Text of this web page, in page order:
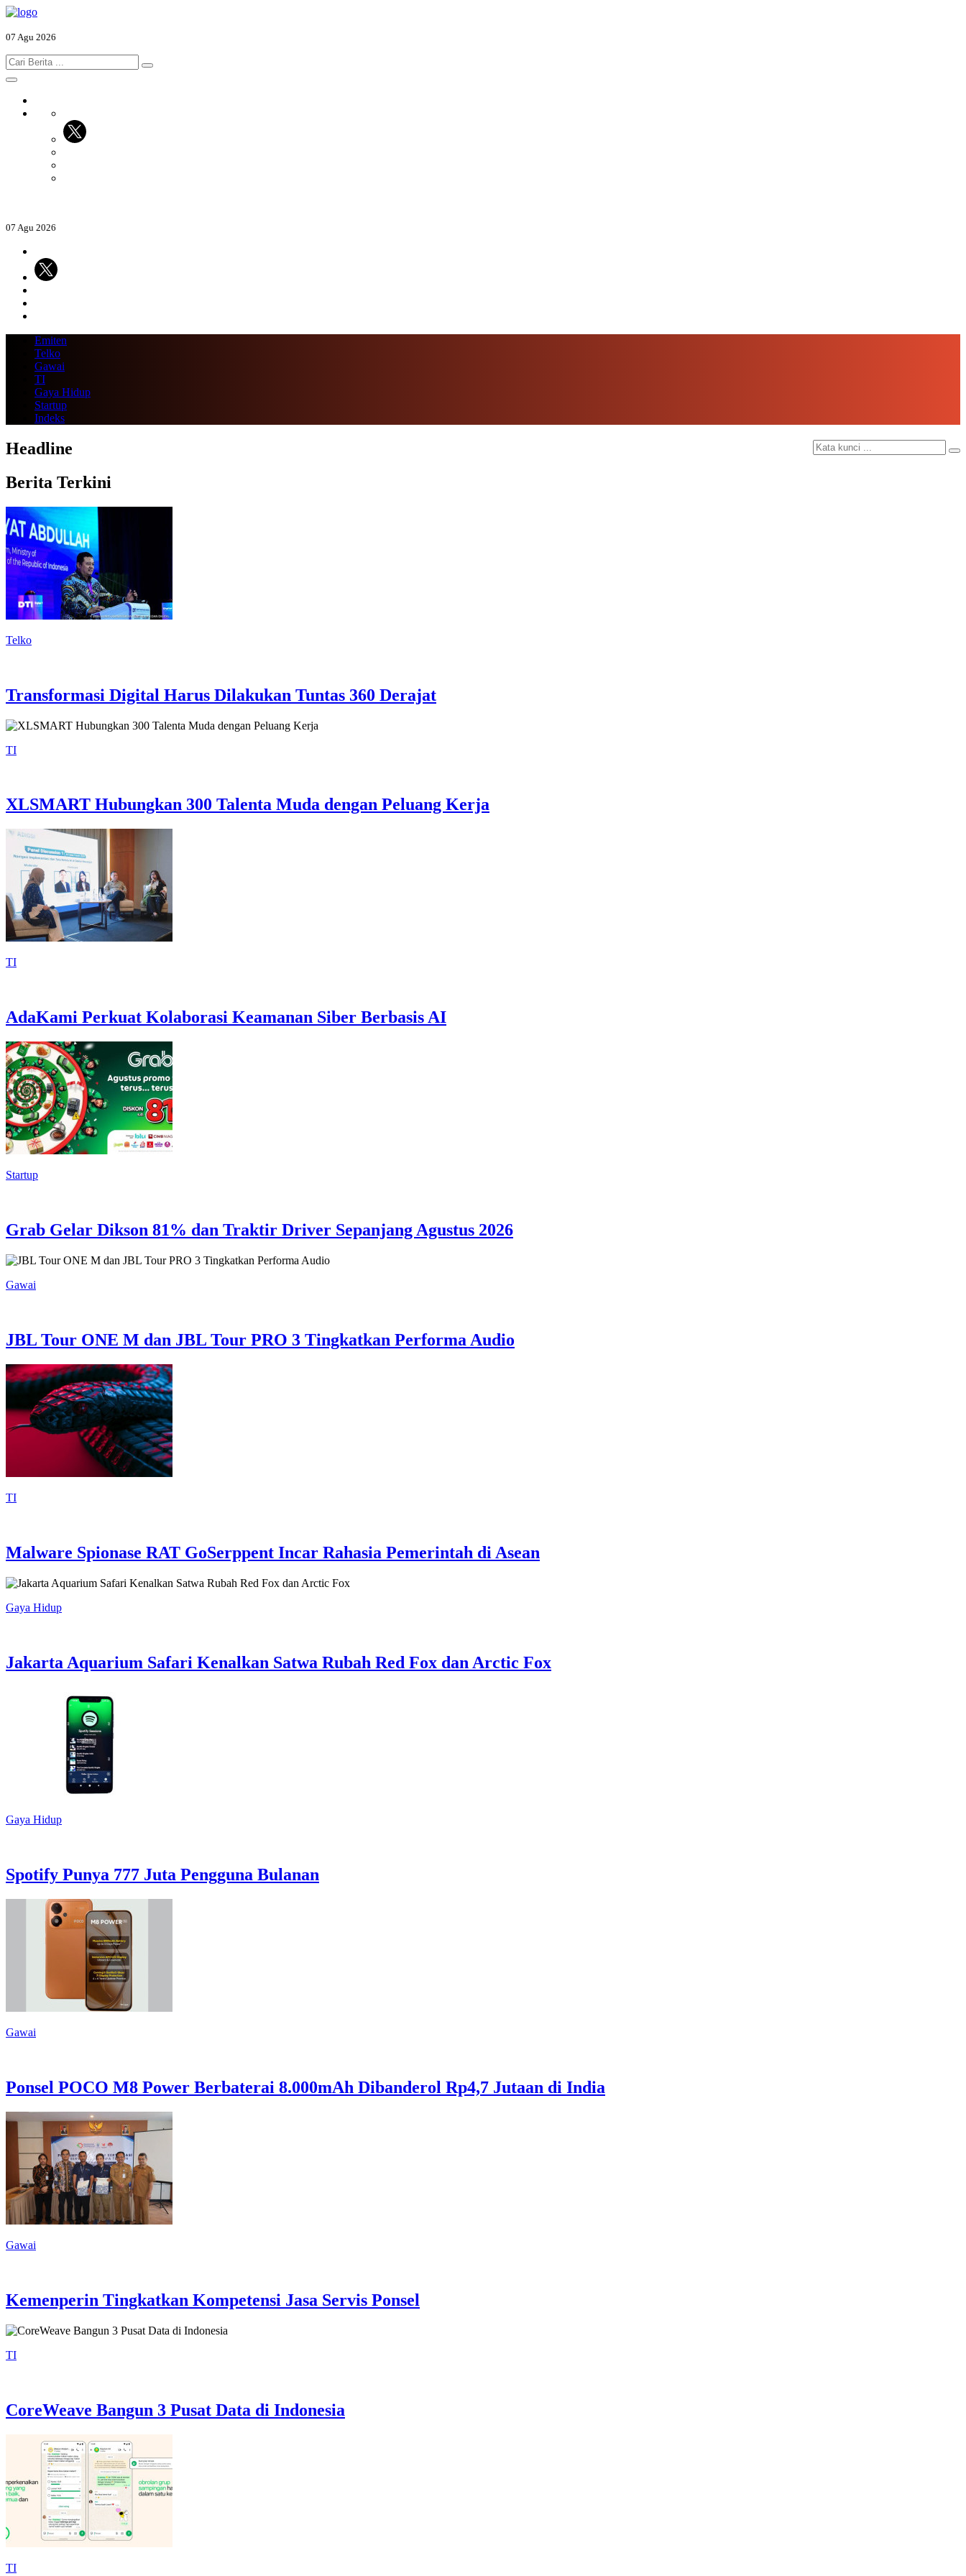
07 Agu 2026
07 Agu 2026
Emiten
Telko
Gawai
TI
Gaya Hidup
Startup
Indeks
Headline
Berita Terkini
Telko
Transformasi Digital Harus Dilakukan Tuntas 360 Derajat
TI
XLSMART Hubungkan 300 Talenta Muda dengan Peluang Kerja
TI
AdaKami Perkuat Kolaborasi Keamanan Siber Berbasis AI
Startup
Grab Gelar Dikson 81% dan Traktir Driver Sepanjang Agustus 2026
Gawai
JBL Tour ONE M dan JBL Tour PRO 3 Tingkatkan Performa Audio
TI
Malware Spionase RAT GoSerppent Incar Rahasia Pemerintah di Asean
Gaya Hidup
Jakarta Aquarium Safari Kenalkan Satwa Rubah Red Fox dan Arctic Fox
Gaya Hidup
Spotify Punya 777 Juta Pengguna Bulanan
Gawai
Ponsel POCO M8 Power Berbaterai 8.000mAh Dibanderol Rp4,7 Jutaan di India
Gawai
Kemenperin Tingkatkan Kompetensi Jasa Servis Ponsel
TI
CoreWeave Bangun 3 Pusat Data di Indonesia
TI